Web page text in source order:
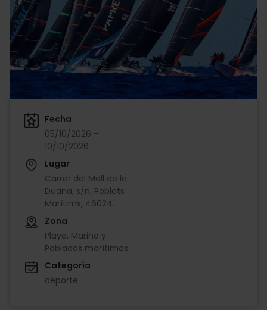
Fecha
05/10/2026 -
10/10/2026
Lugar
Carrer del Moll de la
Duana, s/n, Poblats
Marítims, 46024.
Zona
Playa, Marina y
Poblados marítimos
Categoría
deporte